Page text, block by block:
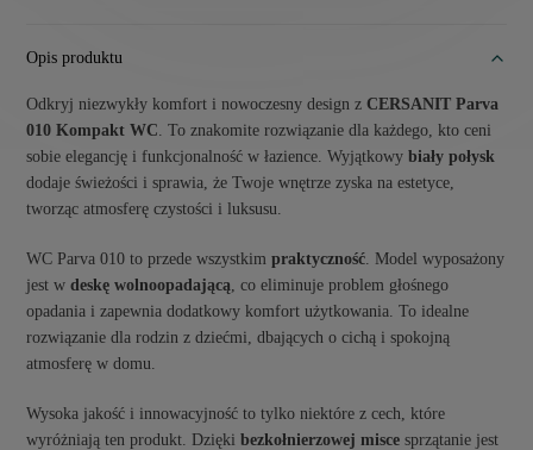
Opis produktu
Odkryj niezwykły komfort i nowoczesny design zCERSANIT Parva
010 Kompakt WC . To znakomite rozwiązanie dla każdego, kto ceni
sobie elegancję i funkcjonalność w łazience. Wyjątkowybiały połysk
dodaje świeżości i sprawia, że Twoje wnętrze zyska na estetyce,
tworząc atmosferę czystości i luksusu.
WC Parva 010 to przede wszystkimpraktyczność . Model wyposażony
jest wdeskę wolnoopadającą , co eliminuje problem głośnego
opadania i zapewnia dodatkowy komfort użytkowania. To idealne
rozwiązanie dla rodzin z dziećmi, dbających o cichą i spokojną
atmosferę w domu.
Wysoka jakość i innowacyjność to tylko niektóre z cech, które
wyróżniają ten produkt. Dziękibezkołnierzowej misce sprzątanie jest